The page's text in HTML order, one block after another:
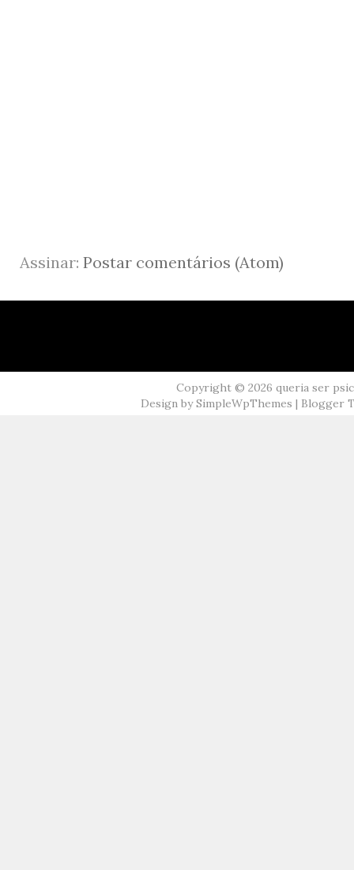
Assinar: Postar comentários (Atom)
Copyright © 2026 queria ser
Design bySimpleWpThemes | Blogger